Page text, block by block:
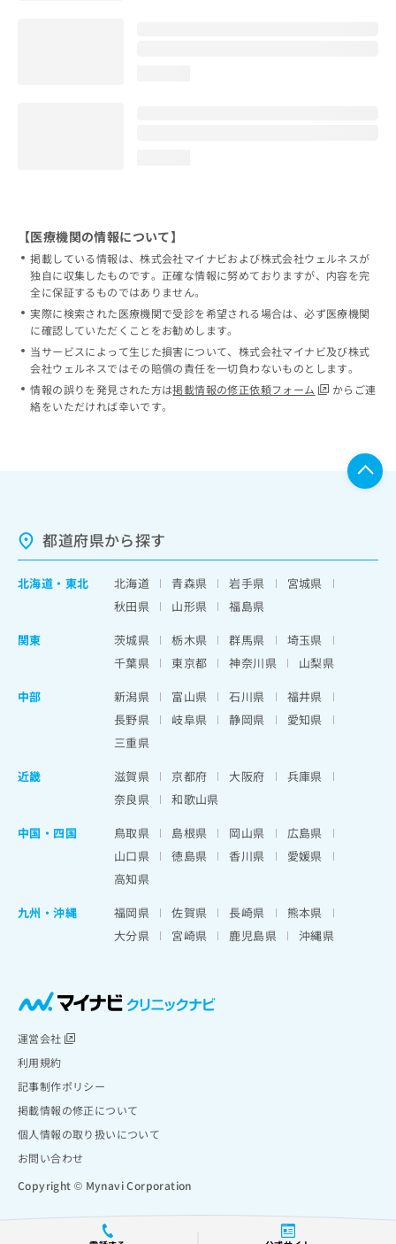
【医療機関の情報について】
掲載している情報は、株式会社マイナビおよび株式会社ウェルネスが
独自に収集したものです。正確な情報に努めておりますが、内容を完
全に保証するものではありません。
実際に検索された医療機関で受診を希望される場合は、必ず医療機関
に確認していただくことをお勧めします。
当サービスによって生じた損害について、株式会社マイナビ及び株式
会社ウェルネスではその賠償の責任を一切負わないものとします。
情報の誤りを発見された方は掲載情報の修正依頼フォーム
からご連
絡をいただければ幸いです。
都道府県から探す
北海道 ・ 東北 北海道 青森県 岩手県
宮城県
秋田県
山形県
福島県
関東
茨城県 栃木県 群馬県
埼玉県
千葉県
東京都 神奈川県
山梨県
中部
新潟県 富山県 石川県
福井県
長野県
岐阜県 静岡県
愛知県
三重県
近畿
滋賀県 京都府 大阪府
兵庫県
奈良県
和歌山県
中国・四国
鳥取県 島根県 岡山県
広島県
山口県
徳島県 香川県
愛媛県
高知県
九州・沖縄
福岡県 佐賀県 長崎県
熊本県
大分県
宮崎県 鹿児島県 沖縄県
運営会社
利用規約
記事制作ポリシー
掲載情報の修正について
個人情報の取り扱いについて
お問い合わせ
Copyright © Mynavi Corporation